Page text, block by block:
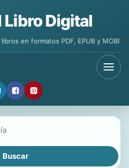
Libro Digital
en formatos PDF, EPUB y MOBI